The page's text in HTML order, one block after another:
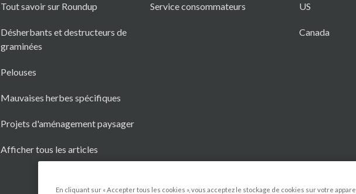
Tout savoir sur Roundup
Désherbants et destructeurs de
graminées
Pelouses
Mauvaises herbes spécifiques
Projets d'aménagement paysager
Afficher tous les articles
Service consommateurs US
Canada
En cliquant sur « Accepter tous les cookies », vous acceptez le stockage de cookies sur votre